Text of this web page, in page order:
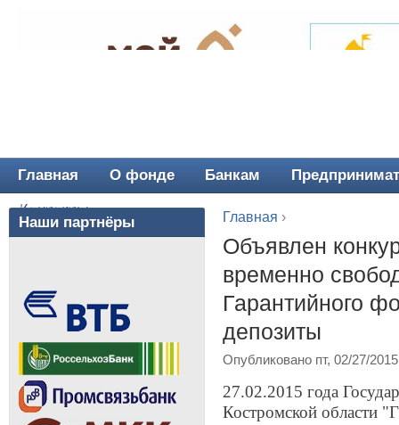
Главная ›
Объявлен
временно
Гарантийного
депозиты
Опубликовано пт, 02/27/
27.02.2015 года
Костромской области
Главное меню
Главная О фонде Банкам
Контакты
Наши партнёры